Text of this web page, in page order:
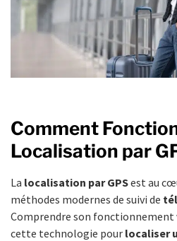
Comment
Localisation par
La localisation par GPSest au
méthodes modernes de suivi de
Comprendre son fonctionnement
cette technologie pour localiser